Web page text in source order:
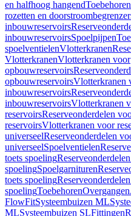
en halfhoog hangendToebehoren
rozetten en
inbouwreservoirs
inbouwreservoirsSpoelpijpen
spoelventielenVlotterkranen
VlotterkranenVlotterkranen voor
opbouwreservoirs
opbouwreservoirsVlotterkranen
inbouwreservoirs
inbouwreservoirsVlotterkranen
reservoirsReserveonderdelen
reservoirsVlotterkranen voor
universeelReserveonderdelen
universeelSpoelventielen
toets spoeling
spoelingSpoelgarnituren
toets spoeling
spoelingToebehorenOvergangen
FlowFitSysteembuizen ML
MLSysteembuizen SLFittingen